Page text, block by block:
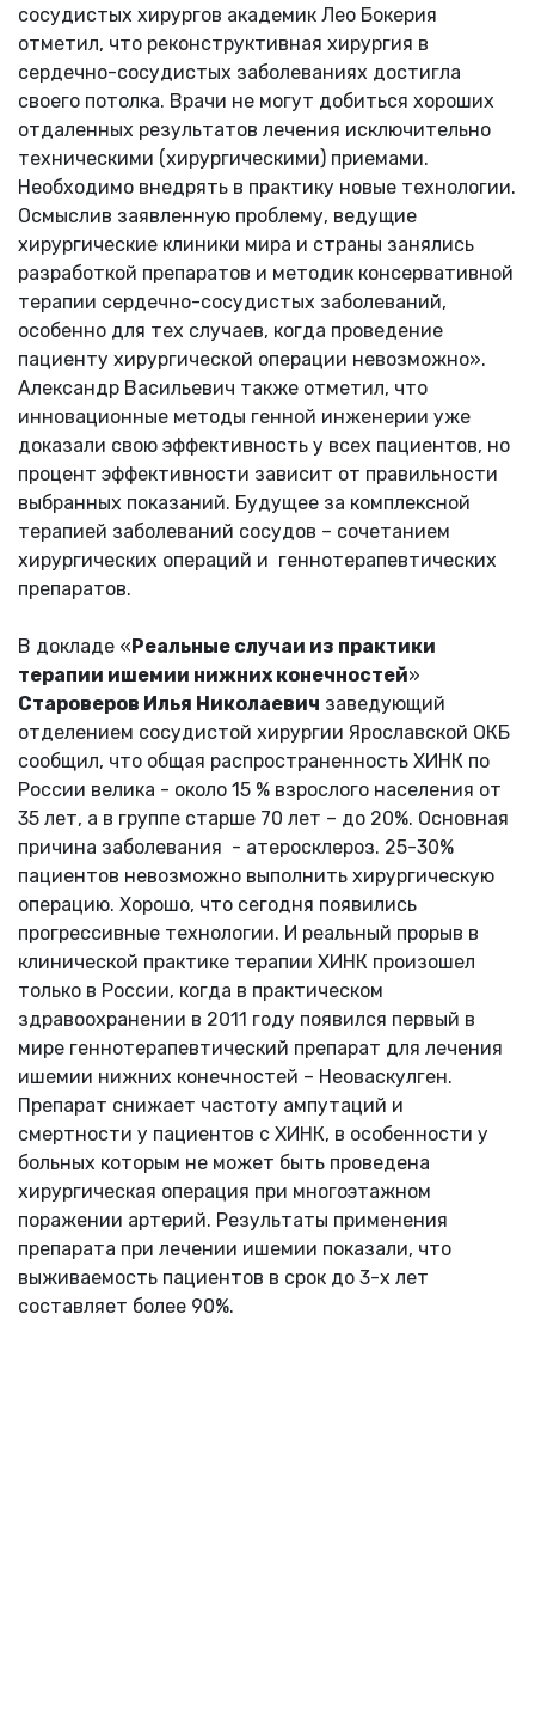
сосудистых хирургов академик Лео Бокерия
отметил, что реконструктивная хирургия в
сердечно-сосудистых заболеваниях достигла
своего потолка. Врачи не могут добиться хороших
отдаленных результатов лечения исключительно
техническими (хирургическими) приемами.
Необходимо внедрять в практику новые технологии.
Осмыслив заявленную проблему, ведущие
хирургические клиники мира и страны занялись
разработкой препаратов и методик консервативной
терапии сердечно-сосудистых заболеваний,
особенно для тех случаев, когда проведение
пациенту хирургической операции невозможно».
Александр Васильевич также отметил, что
инновационные методы генной инженерии уже
доказали свою эффективность у всех пациентов, но
процент эффективности зависит от правильности
выбранных показаний. Будущее за комплексной
терапией заболеваний сосудов – сочетанием
хирургических операций и геннотерапевтических
препаратов.
В докладе « Реальные случаи из практики
терапии ишемии нижних конечностей»
Староверов Илья Николаевич заведующий
отделением сосудистой хирургии Ярославской ОКБ
сообщил, что общая распространенность ХИНК по
России велика - около 15 % взрослого населения от
35 лет, а в группе старше 70 лет – до 20%. Основная
причина заболевания - атеросклероз. 25-30%
пациентов невозможно выполнить хирургическую
операцию. Хорошо, что сегодня появились
прогрессивные технологии. И реальный прорыв в
клинической практике терапии ХИНК произошел
только в России, когда в практическом
здравоохранении в 2011 году появился первый в
мире геннотерапевтический препарат для лечения
ишемии нижних конечностей – Неоваскулген.
Препарат снижает частоту ампутаций и
смертности у пациентов с ХИНК, в особенности у
больных которым не может быть проведена
хирургическая операция при многоэтажном
поражении артерий. Результаты применения
препарата при лечении ишемии показали, что
выживаемость пациентов в срок до 3-х лет
составляет более 90%.